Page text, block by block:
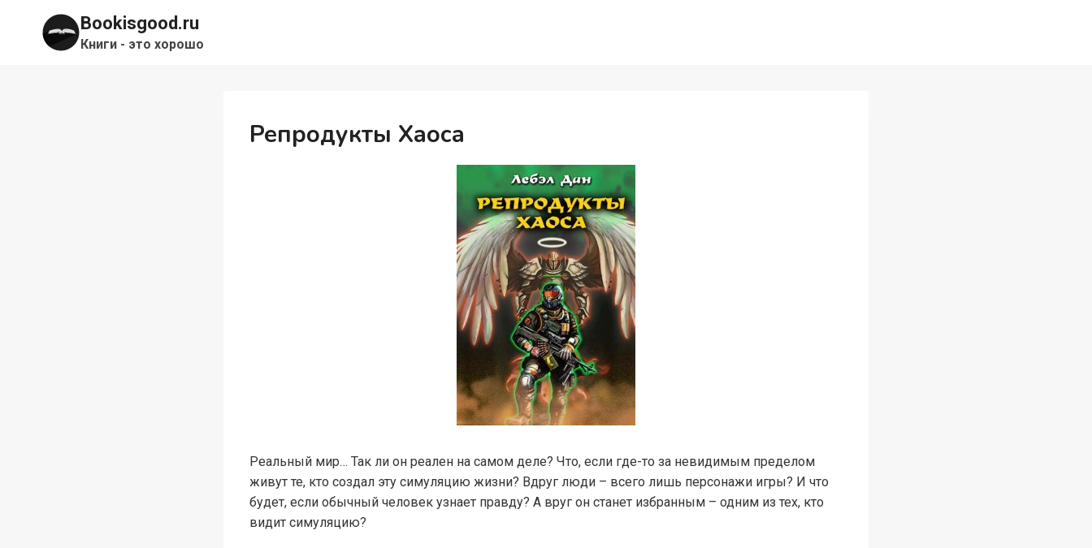
содержимому
Bookisgood.ru
Книги - это хорошо
Репродукты Хаоса
Реальный мир… Так ли он реален на самом деле? Что, если где-то за невидимым пределом
живут те, кто создал эту симуляцию жизни? Вдруг люди – всего лишь персонажи игры? И что
будет, если обычный человек узнает правду? А вруг он станет избранным – одним из тех, кто
видит симуляцию?